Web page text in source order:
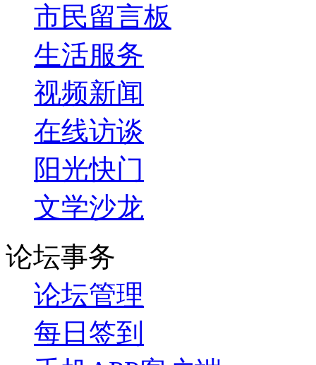
市民留言板
生活服务
视频新闻
在线访谈
阳光快门
文学沙龙
论坛事务
论坛管理
每日签到